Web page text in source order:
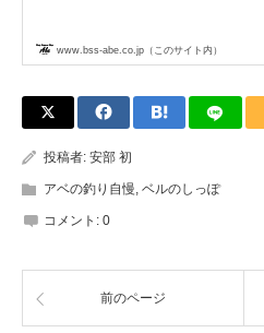
www.bss-abe.co.jp（このサイト内）
投稿者: 安部 初
アベの釣り自慢, ベルのしっぽ
コメント: 0
前のページ